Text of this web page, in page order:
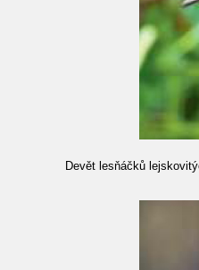
Devět lesňáčků